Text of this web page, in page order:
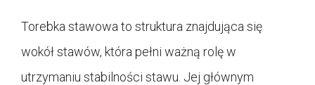
Torebka stawowa to struktura znajdująca się
wokół stawów, która pełni ważną rolę w
utrzymaniu stabilności stawu. Jej głównym